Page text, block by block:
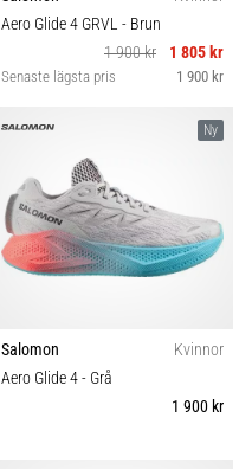
Aero Glide 4 GRVL - Brun
1 900 kr
1 805 kr
Senaste lägsta pris 1 900 kr
Ny
Salomon
Kvinnor
Aero Glide 4- Grå
1 900 kr